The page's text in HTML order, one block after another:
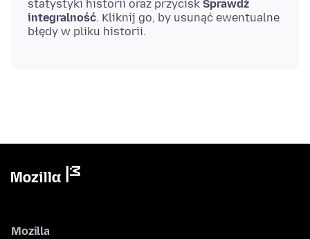
statystyki historii oraz przycisk Sprawdź
integralność. Kliknij go, by usunąć ewentualne
Mozilla